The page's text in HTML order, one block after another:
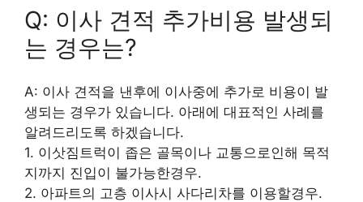
Q: 이사 견적 추가비용 발생되
는 경우는?
A: 이사 견적을 낸후에 이사중에 추가로 비용이 발
생되는 경우가 있습니다. 아래에 대표적인 사례를
알려드리도록 하겠습니다.
1. 이삿짐트럭이 좁은 골목이나 교통으로인해 목적
지까지 진입이 불가능한경우.
2. 아파트의 고층 이사시 사다리차를 이용할경우.